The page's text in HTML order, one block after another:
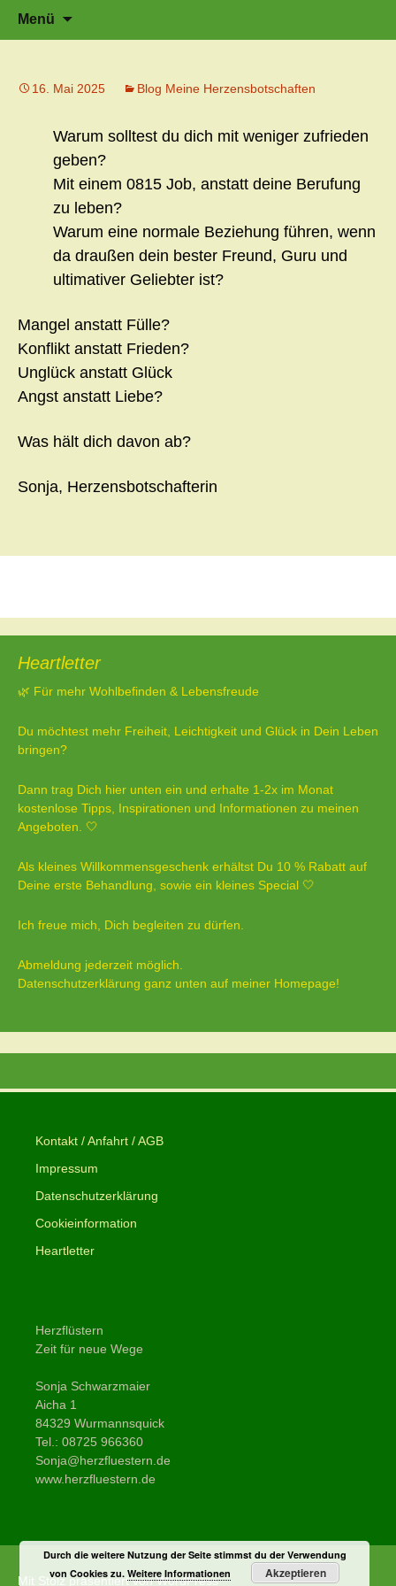
ZumHerzflüstern – Sonja Schwarzmaier –
Herzfluestern.de
Zeit für neue Wege
Menü
nach:
16. Mai 2025 Blog Meine Herzensbotschaften
Warum solltest du dich mit weniger zufrieden
geben?
Mit einem 0815 Job, anstatt deine Berufung
zu leben?
Warum eine normale Beziehung führen, wenn
da draußen dein bester Freund, Guru und
ultimativer Geliebter ist?
Mangel anstatt Fülle?
Konflikt anstatt Frieden?
Unglück anstatt Glück
Angst anstatt Liebe?
Was hält dich davon ab?
Sonja, Herzensbotschafterin
Heartletter
🌿 Für mehr Wohlbefinden & Lebensfreude
Du möchtest mehr Freiheit, Leichtigkeit und Glück in Dein Leben
bringen?
Dann trag Dich hier unten ein und erhalte 1-2x im Monat
kostenlose Tipps, Inspirationen und Informationen zu meinen
Angeboten. 🤍
Als kleines Willkommensgeschenk erhältst Du 10 % Rabatt auf
Deine erste Behandlung, sowie ein kleines Special 🤍
Ich freue mich, Dich begleiten zu dürfen.
Abmeldung jederzeit möglich.
Datenschutzerklärung ganz unten auf meiner Homepage!
Kontakt / Anfahrt / AGB
Impressum
Datenschutzerklärung
Cookieinformation
Heartletter
Herzflüstern
Zeit für neue Wege
Sonja Schwarzmaier
Aicha 1
84329 Wurmannsquick
Tel.: 08725 966360
Sonja@herzfluestern.de
www.herzfluestern.de
Mit Stolz präsentiert von WordPress
Durch die weitere Nutzung der Seite stimmst du der Verwendung
von Cookies zu.Weitere Informationen Akzeptieren